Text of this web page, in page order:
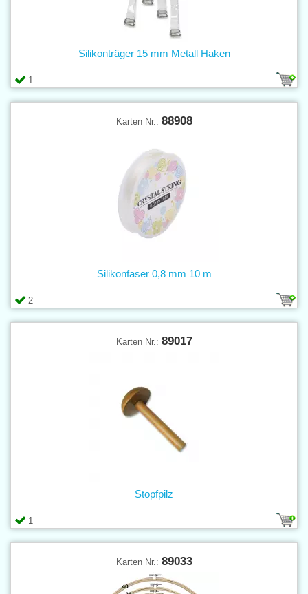
1
Silikonträger 15 mm Metall Haken
Karten Nr.: 88908
2
Silikonfaser 0,8 mm 10 m
Karten Nr.: 89017
1
Stopfpilz
Karten Nr.: 89033